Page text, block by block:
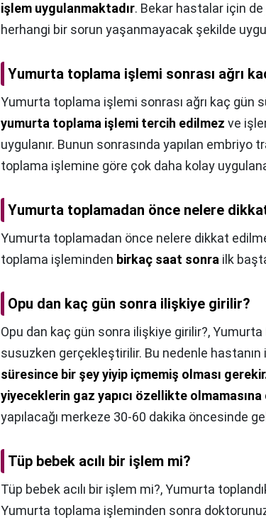
işlem uygulanmaktadır. Bekar hastalar için
herhangi bir sorun yaşanmayacak şekilde
Yumurta toplama işlemi sonrası ağrı
Yumurta toplama işlemi sonrası ağrı kaç gün
yumurta toplama işlemi tercih edilmez ve
uygulanır. Bunun sonrasında yapılan
toplama işlemine göre çok daha kolay
Yumurta toplamadan önce nelere
Yumurta toplamadan önce nelere dikkat
toplama işleminden birkaç saat sonra ilk
Opu dan kaç gün sonra ilişkiye girilir?
Opu dan kaç gün sonra ilişkiye girilir?,Yumurta
susuzken gerçekleştirilir. Bu nedenle
süresince bir şey yiyip içmemiş olması
yiyeceklerin gaz yapıcı özellikte
yapılacağı merkeze 30-60 dakika öncesinde
Tüp bebek acılı bir işlem mi?
Tüp bebek acılı bir işlem mi?,Yumurta
Yumurta toplama işleminden sonra